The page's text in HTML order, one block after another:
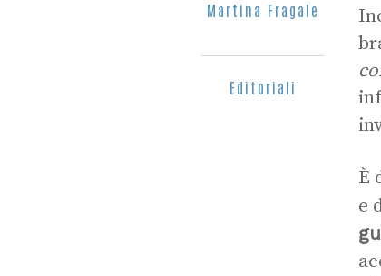
Martina Fragale
Editoriali
È
e